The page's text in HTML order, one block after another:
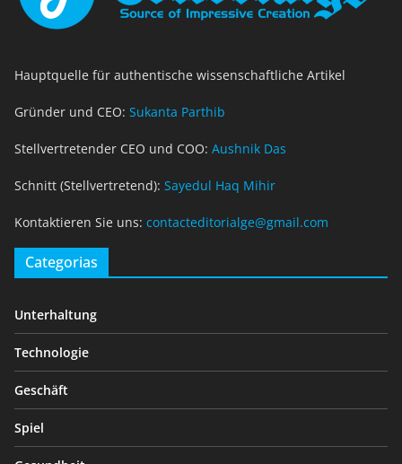
Hauptquelle für authentische wissenschaftliche Artikel
Gründer und CEO: Sukanta Parthib
Stellvertretender CEO und COO: Aushnik Das
Schnitt (Stellvertretend): Sayedul Haq Mihir
Kontaktieren Sie uns: contacteditorialge@gmail.com
Categorias
Unterhaltung
Technologie
Geschäft
Spiel